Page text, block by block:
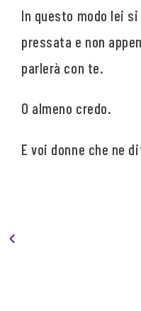
In questo modo lei
pressata e non
parlerà con te.
O almeno credo.
E voi donne che ne